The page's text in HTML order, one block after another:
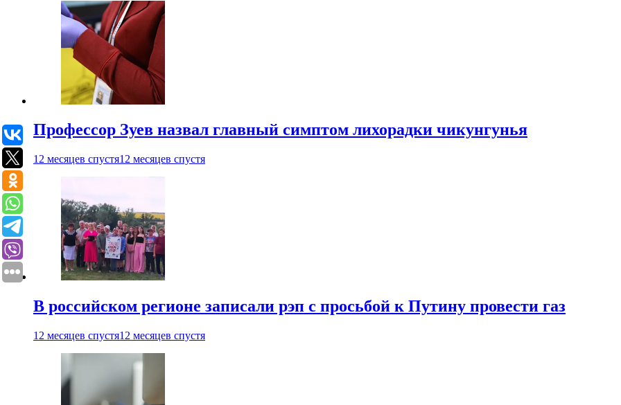
Профессор Зуев назвал главный симптом лихорадки чикунгунья
12 месяцев спустя12 месяцев спустя
В российском регионе записали рэп с просьбой к Путину провести газ
12 месяцев спустя12 месяцев спустя